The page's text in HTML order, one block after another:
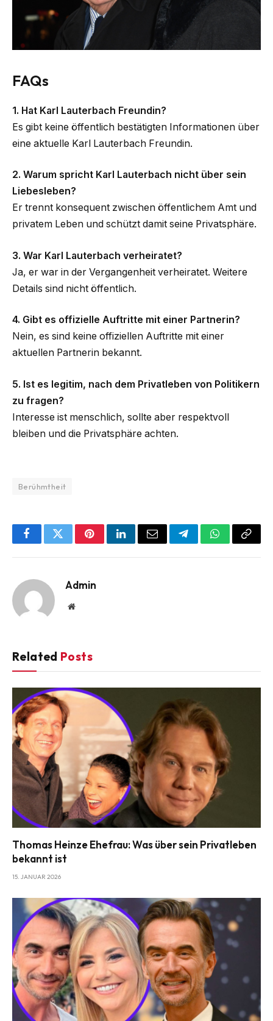
FAQs
1. Hat Karl Lauterbach Freundin?
Es gibt keine öffentlich bestätigten Informationen über
eine aktuelle Karl Lauterbach Freundin.
2. Warum spricht Karl Lauterbach nicht über sein
Liebesleben?
Er trennt konsequent zwischen öffentlichem Amt und
privatem Leben und schützt damit seine Privatsphäre.
3. War Karl Lauterbach verheiratet?
Ja, er war in der Vergangenheit verheiratet. Weitere
Details sind nicht öffentlich.
4. Gibt es offizielle Auftritte mit einer Partnerin?
Nein, es sind keine offiziellen Auftritte mit einer
aktuellen Partnerin bekannt.
5. Ist es legitim, nach dem Privatleben von Politikern
zu fragen?
Interesse ist menschlich, sollte aber respektvoll
bleiben und die Privatsphäre achten.
Berühmtheit
FacebookTwitterPinterestLinkedInEmail TelegramWhatsApp
Copy
Admin
Website
Related Posts
Thomas Heinze Ehefrau: Was über sein Privatleben
bekannt ist
15. JANUAR 2026